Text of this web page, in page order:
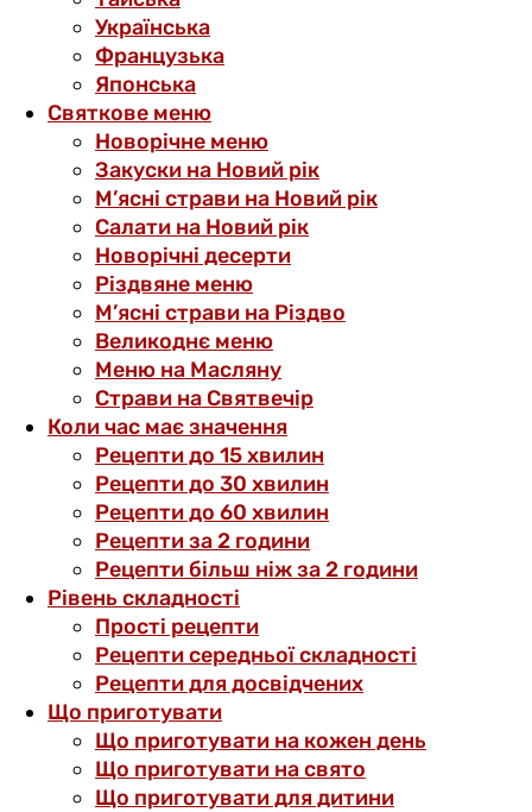
Українська
Французька
Японська
Святкове меню
Новорічне меню
Закуски на Новий рік
М’ясні страви на Новий рік
Салати на Новий рік
Новорічні десерти
Різдвяне меню
М’ясні страви на Різдво
Великоднє меню
Меню на Масляну
Страви на Святвечір
Коли час має значення
Рецепти до 15 хвилин
Рецепти до 30 хвилин
Рецепти до 60 хвилин
Рецепти за 2 години
Рецепти більш ніж за 2 години
Рівень складності
Прості рецепти
Рецепти середньої складності
Рецепти для досвідчених
Що приготувати
Що приготувати на кожен день
Що приготувати на свято
Що приготувати для дитини